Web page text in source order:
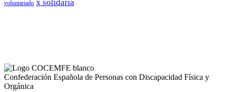
voluntariado x solidaria
Confederación Española de Personas con Discapacidad Física y
Orgánica